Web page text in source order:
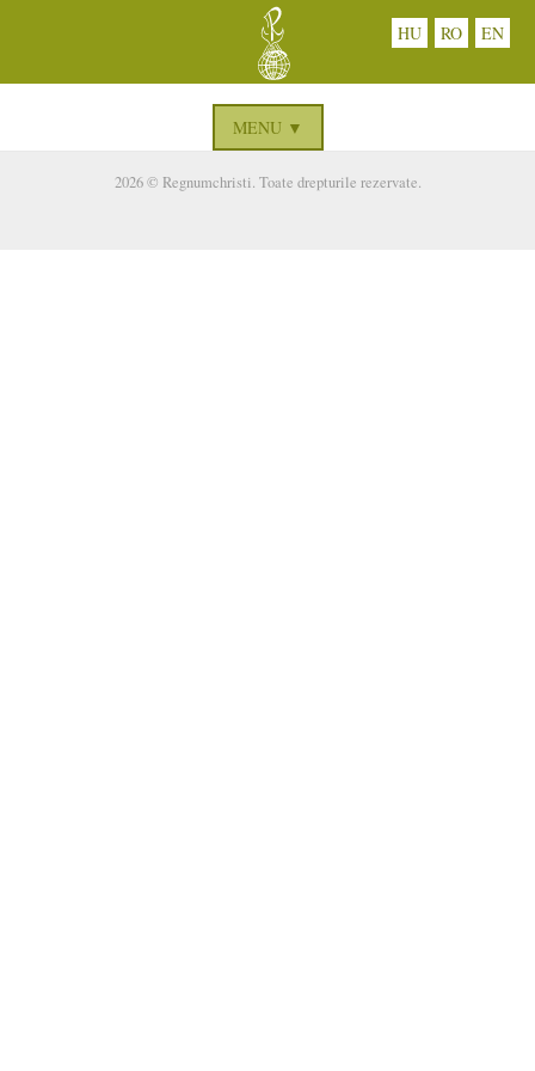
HU RO EN
MENU ▼
2026 © Regnumchristi. Toate drepturile rezervate.